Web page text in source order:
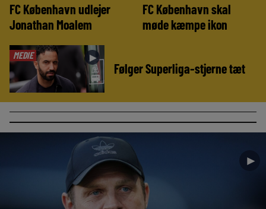
FC København udlejer
Jonathan Moalem
FC København skal
møde kæmpe ikon
MEDIE ►
Følger Superliga-stjerne tæt
►